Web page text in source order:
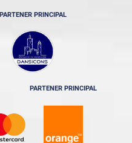
PARTENER PRINCIPAL
PARTENER PRINCIPAL